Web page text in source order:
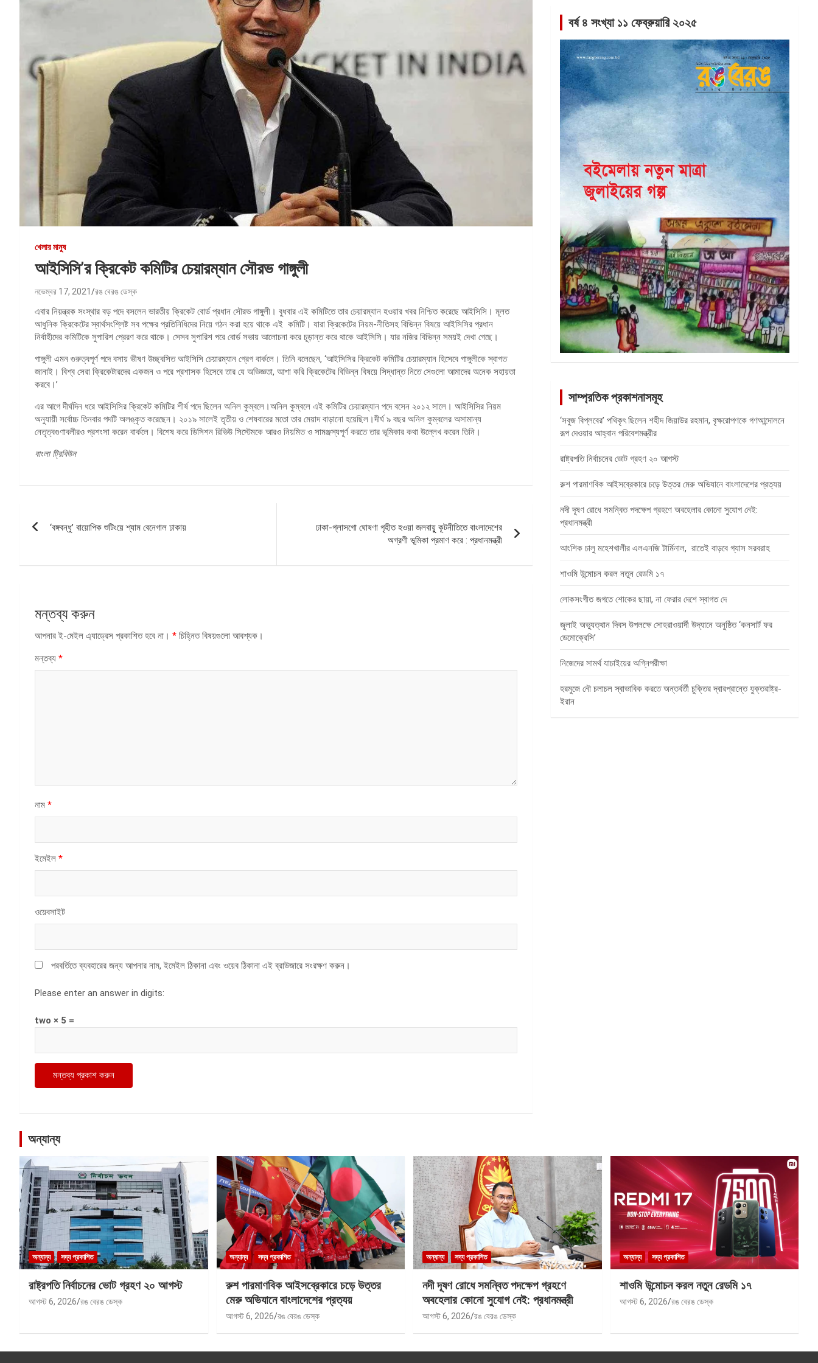
খেলার মানুষ
আইসিসি’র ক্রিকেট কমিটির চেয়ারম্যান সৌরভ গাঙ্গুলী
নভেম্বর 17, 2021 রঙ বেরঙ ডেস্ক
এবার নিয়ন্ত্রক সংস্থার বড় পদে বসলেন ভারতীয় ক্রিকেট বোর্ড প্রধান সৌরভ গাঙ্গুলী। বুধবার এই কমিটিতে তার চেয়ারম্যান হওয়ার খবর নিশ্চিত করেছে আইসিসি। মূলত
আধুনিক ক্রিকেটের স্বার্থসংশ্লিষ্ট সব পক্ষের প্রতিনিধিদের নিয়ে গঠন করা হয়ে থাকে এই কমিটি। যারা ক্রিকেটের নিয়ম-নীতিসহ বিভিন্ন বিষয়ে আইসিসির প্রধান
নির্বাহীদের কমিটিকে সুপারিশ প্রেরণ করে থাকে। সেসব সুপারিশ পরে বোর্ড সভায় আলোচনা করে চূড়ান্ত করে থাকে আইসিসি। যার নজির বিভিন্ন সময়ই দেখা গেছে।
গাঙ্গুলী এমন গুরুত্বপূর্ণ পদে বসায় ভীষণ উচ্ছ্বসিত আইসিসি চেয়ারম্যান গ্রেগ বার্কলে। তিনি বলেছেন, ‘আইসিসির ক্রিকেট কমিটির চেয়ারম্যান হিসেবে গাঙ্গুলীকে স্বাগত
জানাই। বিশ্ব সেরা ক্রিকেটারদের একজন ও পরে প্রশাসক হিসেবে তার যে অভিজ্ঞতা, আশা করি ক্রিকেটের বিভিন্ন বিষয়ে সিদ্ধান্ত নিতে সেগুলো আমাদের অনেক সহায়তা
করবে।’
এর আগে দীর্ঘদিন ধরে আইসিসির ক্রিকেট কমিটির শীর্ষ পদে ছিলেন অনিল কুম্বলে।অনিল কুম্বলে এই কমিটির চেয়ারম্যান পদে বসেন ২০১২ সালে। আইসিসির নিয়ম
অনুযায়ী সর্বোচ্চ তিনবার পদটি অলঙ্কৃত করেছেন। ২০১৯ সালেই তৃতীয় ও শেষবারের মতো তার মেয়াদ বাড়ানো হয়েছিল।দীর্ঘ ৯ বছর অনিল কুম্বলের অসামান্য
নেতৃত্বগুণাবলীরও প্রশংসা করেন বার্কলে। বিশেষ করে ডিসিশন রিভিউ সিস্টেমকে আরও নিয়মিত ও সামঞ্জস্যপূর্ণ করতে তার ভূমিকার কথা উল্লেখ করেন তিনি।
বাংলা ট্রিবিউন
ন্যাভিগেশন
‘বঙ্গবন্ধু’ বায়োপিক শুটিংয়ে শ্যাম বেনেগাল ঢাকায়
ঢাকা-গ্লাসগো ঘোষণা গৃহীত হওয়া জলবায়ুু কূটনীতিতে বাংলাদেশের
অগ্রণী ভূমিকা প্রমাণ করে : প্রধানমন্ত্রী
মন্তব্য করুন
আপনার ই-মেইল এ্যাড্রেস প্রকাশিত হবে না। * চিহ্নিত বিষয়গুলো আবশ্যক।
মন্তব্য *
নাম *
ইমেইল *
ওয়েবসাইট
পরবর্তিতে ব্যবহারের জন্য আপনার নাম, ইমেইল ঠিকানা এবং ওয়েব ঠিকানা এই ব্রাউজারে সংরক্ষণ করুন।
Please enter an answer in digits:
two × 5 =
বর্ষ ৪ সংখ্যা ১১ ফেব্রুয়ারি ২০২৫
সাম্প্রতিক প্রকাশনাসমূহ
‘সবুজ বিপ্লবের’ পথিকৃৎ ছিলেন শহীদ জিয়াউর রহমান, বৃক্ষরোপণকে গণআন্দোলনে
রূপ দেওয়ার আহ্বান পরিবেশমন্ত্রীর
রাষ্ট্রপতি নির্বাচনের ভোট গ্রহণ ২০ আগস্ট
রুশ পারমাণবিক আইসব্রেকারে চড়ে উত্তর মেরু অভিযানে বাংলাদেশের প্রত্যয়
নদী দূষণ রোধে সমন্বিত পদক্ষেপ গ্রহণে অবহেলার কোনো সুযোগ নেই:
প্রধানমন্ত্রী
আংশিক চালু মহেশখালীর এলএনজি টার্মিনাল, রাতেই বাড়বে গ্যাস সরবরাহ
শাওমি উন্মোচন করল নতুন রেডমি ১৭
লোকসংগীত জগতে শোকের ছায়া, না ফেরার দেশে স্বাগত দে
জুলাই অভ্যুত্থান দিবস উপলক্ষে সোহরাওয়ার্দী উদ্যানে অনুষ্ঠিত ‘কনসার্ট ফর
ডেমোক্রেসি’
নিজেদের সামর্থ যাচাইয়ের অগ্নিপরীক্ষা
হরমুজে নৌ চলাচল স্বাভাবিক করতে অন্তর্বর্তী চুক্তির দ্বারপ্রান্তে যুক্তরাষ্ট্র-
ইরান
অন্যান্য
অন্যান্য সদ্য প্রকাশিত
রাষ্ট্রপতি নির্বাচনের ভোট গ্রহণ ২০ আগস্ট
আগস্ট 6, 2026 রঙ বেরঙ ডেস্ক
অন্যান্য সদ্য প্রকাশিত
রুশ পারমাণবিক আইসব্রেকারে চড়ে উত্তর
মেরু অভিযানে বাংলাদেশের প্রত্যয়
আগস্ট 6, 2026 রঙ বেরঙ ডেস্ক
অন্যান্য সদ্য প্রকাশিত
নদী দূষণ রোধে সমন্বিত পদক্ষেপ গ্রহণে
অবহেলার কোনো সুযোগ নেই: প্রধানমন্ত্রী
আগস্ট 6, 2026 রঙ বেরঙ ডেস্ক
অন্যান্য সদ্য প্রকাশিত
শাওমি উন্মোচন করল নতুন রেডমি ১৭
আগস্ট 6, 2026 রঙ বেরঙ ডেস্ক